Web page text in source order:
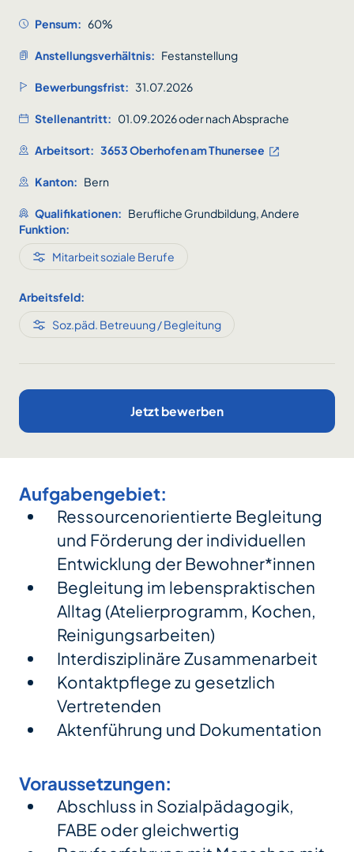
Pensum: 60%
Anstellungsverhältnis: Festanstellung
Bewerbungsfrist: 31.07.2026
Stellenantritt: 01.09.2026 oder nach Absprache
Arbeitsort: 3653 Oberhofen am Thunersee
Kanton: Bern
Qualifikationen: Berufliche Grundbildung, Andere
Funktion:
Mitarbeit soziale Berufe
Arbeitsfeld:
Soz.päd. Betreuung / Begleitung
Jetzt bewerben
Aufgabengebiet:
Ressourcenorientierte Begleitung
und Förderung der individuellen
Entwicklung der Bewohner*innen
Begleitung im lebenspraktischen
Alltag (Atelierprogramm, Kochen,
Reinigungsarbeiten)
Interdisziplinäre Zusammenarbeit
Kontaktpflege zu gesetzlich
Vertretenden
Aktenführung und Dokumentation
Voraussetzungen:
Abschluss in Sozialpädagogik,
FABE oder gleichwertig